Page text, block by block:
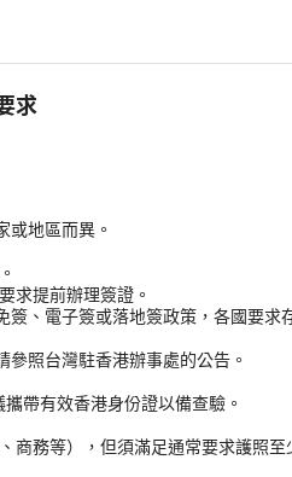
求
或地區而異。
求提前辦理簽證。
、電子簽或落地簽政策，各國要
照台灣駐香港辦事處的公告。
帶有效香港身份證以備查驗。
務等），但須滿足通常要求護照